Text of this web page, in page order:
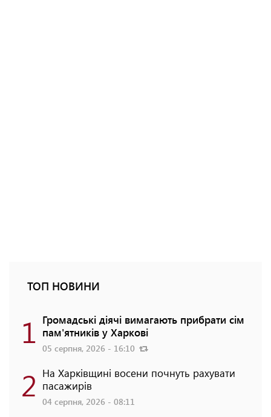
ТОП НОВИНИ
1 Громадські діячі вимагають прибрати сім
пам'ятників у Харкові
05 серпня, 2026 - 16:10
2 На Харківщині восени почнуть рахувати
пасажирів
04 серпня, 2026 - 08:11